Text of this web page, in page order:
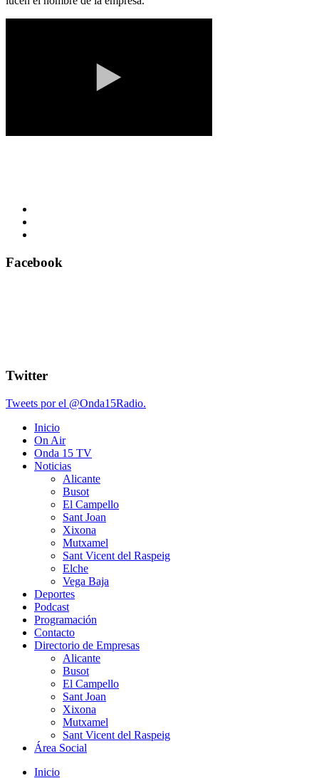
Facebook
Twitter
Tweets por el @Onda15Radio.
Inicio
On Air
Onda 15 TV
Noticias
Alicante
Busot
El Campello
Sant Joan
Xixona
Mutxamel
Sant Vicent del Raspeig
Elche
Vega Baja
Deportes
Podcast
Programación
Contacto
Directorio de Empresas
Alicante
Busot
El Campello
Sant Joan
Xixona
Mutxamel
Sant Vicent del Raspeig
Área Social
Inicio